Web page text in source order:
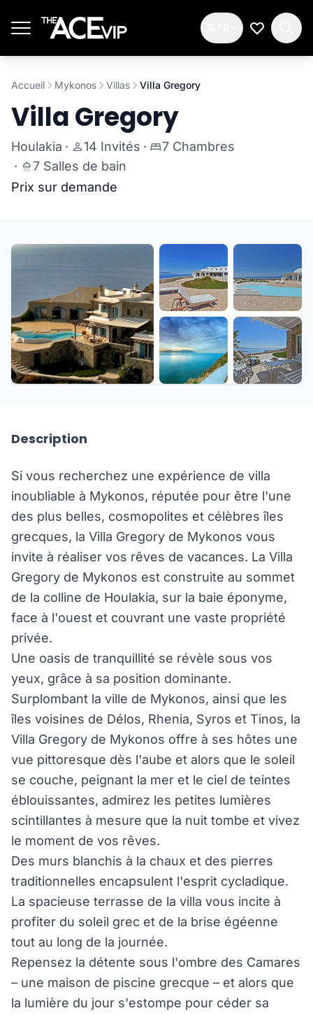
Ma Liste
Accueil Mykonos Villas Villa Gregory
Villa Gregory
Houlakia · 14 Invités ·
7 Chambres
·
7 Salles de bain
Prix sur demande
Description
Si vous recherchez une expérience de villa
inoubliable à Mykonos, réputée pour être l'une
des plus belles, cosmopolites et célèbres îles
grecques, la Villa Gregory de Mykonos vous
invite à réaliser vos rêves de vacances. La Villa
Gregory de Mykonos est construite au sommet
de la colline de Houlakia, sur la baie éponyme,
face à l'ouest et couvrant une vaste propriété
privée.
Une oasis de tranquillité se révèle sous vos
yeux, grâce à sa position dominante.
Surplombant la ville de Mykonos, ainsi que les
îles voisines de Délos, Rhenia, Syros et Tinos, la
Villa Gregory de Mykonos offre à ses hôtes une
vue pittoresque dès l'aube et alors que le soleil
se couche, peignant la mer et le ciel de teintes
éblouissantes, admirez les petites lumières
scintillantes à mesure que la nuit tombe et vivez
le moment de vos rêves.
Des murs blanchis à la chaux et des pierres
traditionnelles encapsulent l'esprit cycladique.
La spacieuse terrasse de la villa vous incite à
profiter du soleil grec et de la brise égéenne
tout au long de la journée.
Repensez la détente sous l'ombre des Camares
– une maison de piscine grecque – et alors que
la lumière du jour s'estompe pour céder sa